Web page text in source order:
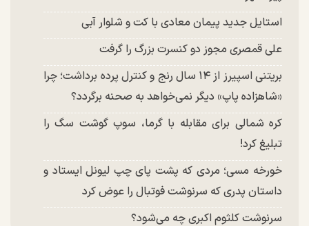
استایل جدید پیمان معادی با کت و شلوار آبی
علی قمصری مجوز دو کنسرت بزرگ را گرفت
بریتنی اسپیرز از ۱۴ سال رنج و کنترل پرده برداشت؛ چرا
«شاهزاده پاپ» دیگر نمی‌خواهد به صحنه برگردد؟
کره شمالی برای مقابله با گرما، سوپ گوشت سگ را
تبلیغ کرد!
خورخه مسی؛ مردی که پشت پای چپ لیونل ایستاد و
داستان پدری که سرنوشت فوتبال را عوض کرد
سرنوشت کلثوم اکبری چه می‌شود؟